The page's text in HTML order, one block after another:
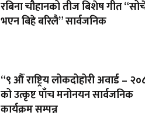
रबिना चौहानको तीज बिशेष गीत
भएन बिहे बरिलै” सार्वजनिक
“९ औँ राष्ट्रिय लोकदोहोरी अवार्ड –
को उत्कृष्ट पाँच मनोनयन सार्वजनिक
कार्यक्रम सम्पन्न